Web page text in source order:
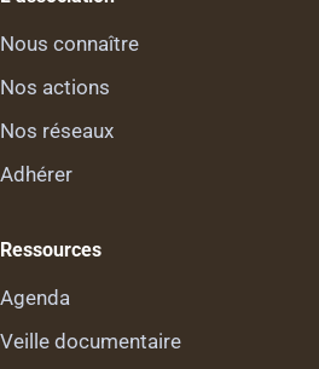
Nous connaître
Nos actions
Nos réseaux
Adhérer
Ressources
Agenda
Veille documentaire